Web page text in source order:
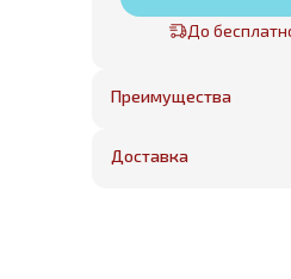
До
Преимущества
Оплата частями в
Бесплатная
Доставка